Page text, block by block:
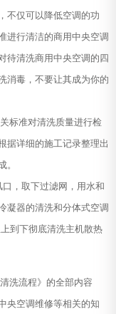
不仅可以降低空调的功
进行清洁的商用中央空调
待清洗商用中央空调的四
消毒，不要让其成为你的
标准对清洗质量进行检
据详细的施工记录整理出
。
，取下过滤网，用水和
凝器的清洗和分体式空调
到下彻底清洗主机散热
洗流程》的全部内容
央空调维修等相关的知